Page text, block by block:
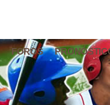
FOROS